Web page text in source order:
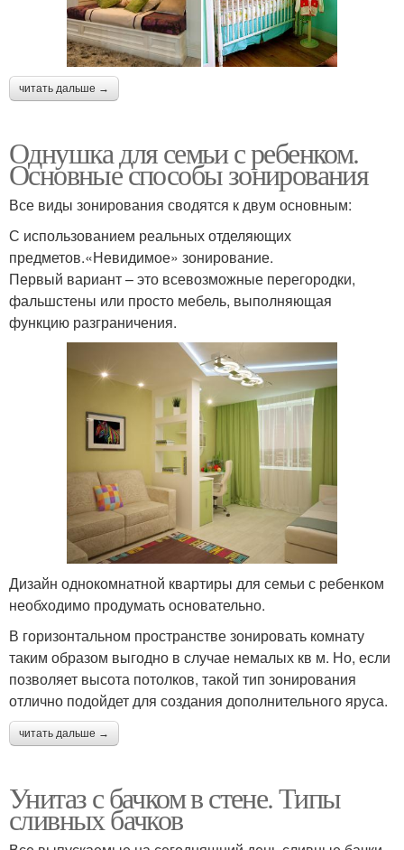
читать дальше →
Однушка для семьи с ребенком.
Основные способы зонирования
Все виды зонирования сводятся к двум основным:
С использованием реальных отделяющих
предметов.«Невидимое» зонирование.
Первый вариант – это всевозможные перегородки,
фальшстены или просто мебель, выполняющая
функцию разграничения.
Дизайн однокомнатной квартиры для семьи с ребенком
необходимо продумать основательно.
В горизонтальном пространстве зонировать комнату
таким образом выгодно в случае немалых кв м. Но, если
позволяет высота потолков, такой тип зонирования
отлично подойдет для создания дополнительного яруса.
читать дальше →
Унитаз с бачком в стене. Типы
сливных бачков